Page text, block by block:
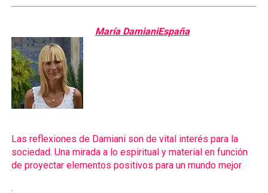
María DamianiEspaña
Las reflexiones de Damiani son de vital interés para la
sociedad. Una mirada a lo espiritual y material en función
de proyectar elementos positivos para un mundo mejor